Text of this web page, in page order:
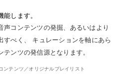
します。
コンテンツの発掘、あるいはより
すべく、 キュレーションを軸にあら
ンツの発信源となります。
ンテンツ／オリジナルプレイリスト